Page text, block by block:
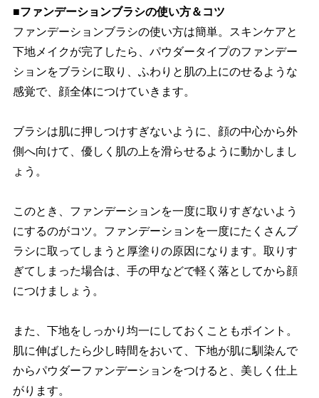
■ファンデーションブラシの使い方＆コツ
ファンデーションブラシの使い方は簡単。スキンケアと
下地メイクが完了したら、パウダータイプのファンデー
ションをブラシに取り、ふわりと肌の上にのせるような
感覚で、顔全体につけていきます。
ブラシは肌に押しつけすぎないように、顔の中心から外
側へ向けて、優しく肌の上を滑らせるように動かしまし
ょう。
このとき、ファンデーションを一度に取りすぎないよう
にするのがコツ。ファンデーションを一度にたくさんブ
ラシに取ってしまうと厚塗りの原因になります。取りす
ぎてしまった場合は、手の甲などで軽く落としてから顔
につけましょう。
また、下地をしっかり均一にしておくこともポイント。
肌に伸ばしたら少し時間をおいて、下地が肌に馴染んで
からパウダーファンデーションをつけると、美しく仕上
がります。